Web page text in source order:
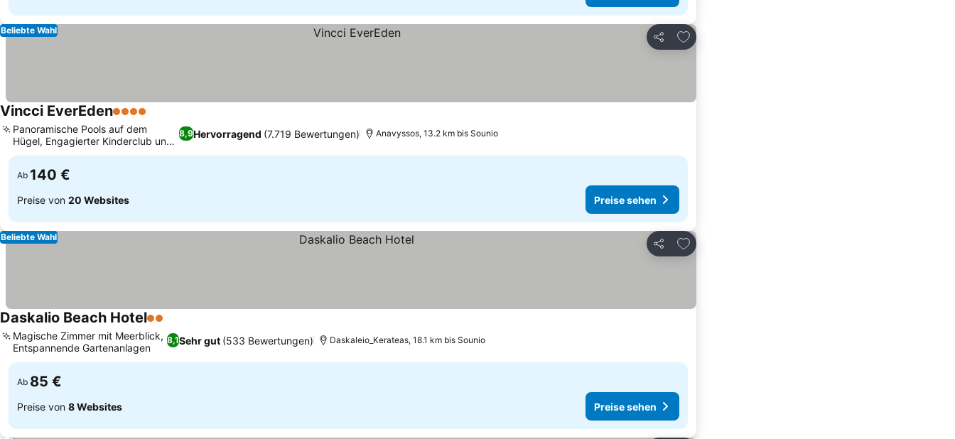
Teilen
Zu Favoriten hinzufügen
Beliebte Wahl
Vincci EverEden4 Sterne
8,9Hervorragend (7.719 Bewertungen)
Panoramische Pools auf dem
Hügel, Engagierter Kinderclub und
Spielbereich
Anavyssos, 13.2 km bis Sounio
Ab 140 €
Preise von 20 Websites Preise sehen
Teilen
Zu Favoriten hinzufügen
Beliebte Wahl
Daskalio Beach Hotel2 Sterne
8,1Sehr gut (533 Bewertungen)
Magische Zimmer mit Meerblick,
Entspannende Gartenanlagen
Daskaleio_Kerateas, 18.1 km bis Sounio
Ab 85 €
Preise von 8 Websites Preise sehen